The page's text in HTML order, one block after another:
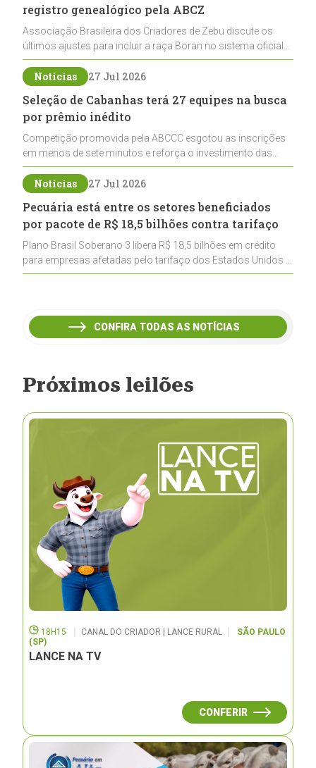
registro genealógico pela ABCZ
Associação Brasileira dos Criadores de Zebu discute os
últimos ajustes para incluir a raça Boran no sistema oficial
de registros, abrindo caminho para sua expansão na
pecuária nacional
Notícias 27 Jul 2026
Seleção de Cabanhas terá 27 equipes na busca
por prêmio inédito
Competição promovida pela ABCCC esgotou as inscrições
em menos de sete minutos e reforça o investimento das
cabanhas na seleção genética de Cavalos Crioulos voltados
ao laço
Notícias 27 Jul 2026
Pecuária está entre os setores beneficiados
por pacote de R$ 18,5 bilhões contra tarifaço
Plano Brasil Soberano 3 libera R$ 18,5 bilhões em crédito
para empresas afetadas pelo tarifaço dos Estados Unidos e
inclui a pecuária entre os setores estratégicos
CONFIRA TODAS AS NOTÍCIAS
Próximos leilões
18H15 CANAL DO CRIADOR | LANCE RURAL
SÃO PAULO
(SP)
LANCE NA TV
CONFERIR